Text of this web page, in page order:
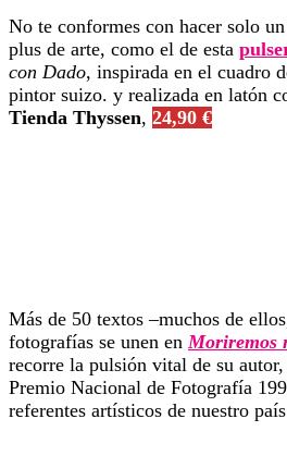
No te conformes con hacer solo
plus de arte, como el de esta
con Dado, inspirada en el cuadro
pintor suizo. y realizada en latón
Tienda Thyssen, 24,90 €
Más de 50 textos –muchos de
fotografías se unen en Moriremos
recorre la pulsión vital de su autor,
Premio Nacional de Fotografía
referentes artísticos de nuestro